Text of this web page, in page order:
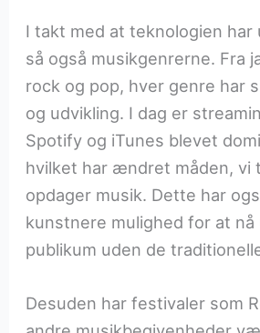
I takt med at teknologien har
så også musikgenrerne. Fra
rock og pop, hver genre har
og udvikling. I dag er
Spotify og iTunes blevet
hvilket har ændret måden, vi
opdager musik. Dette har
kunstnere mulighed for at
publikum uden de
Desuden har festivaler som